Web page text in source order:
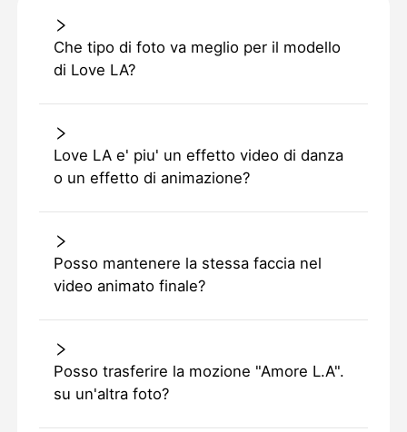
Che tipo di foto va meglio per il modello
di Love LA?
Love LA e' piu' un effetto video di danza
o un effetto di animazione?
Posso mantenere la stessa faccia nel
video animato finale?
Posso trasferire la mozione "Amore L.A".
su un'altra foto?